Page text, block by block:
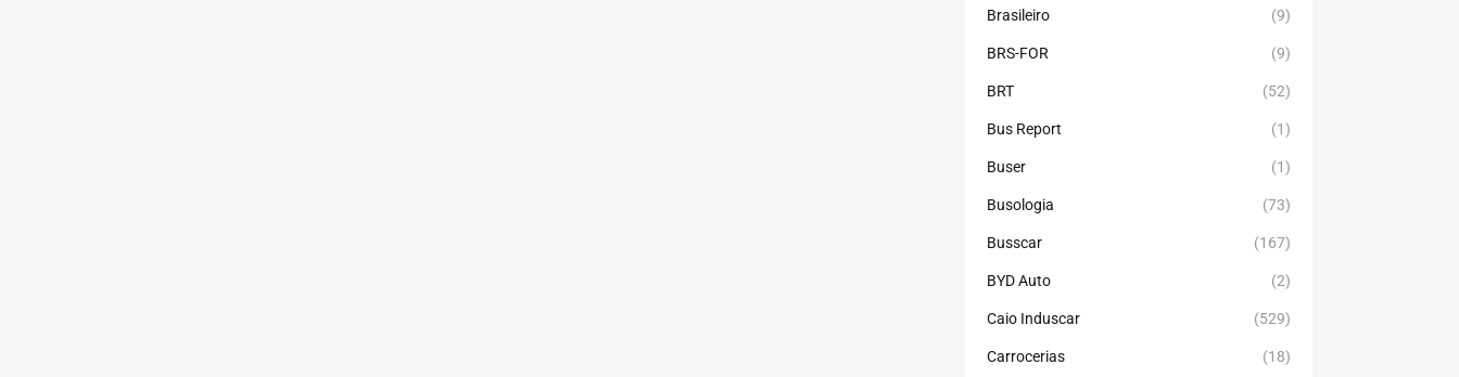
Brasileiro (9)
BRS-FOR (9)
BRT (52)
Bus Report (1)
Buser (1)
Busologia (73)
Busscar (167)
BYD Auto (2)
Caio Induscar (529)
Carrocerias (18)